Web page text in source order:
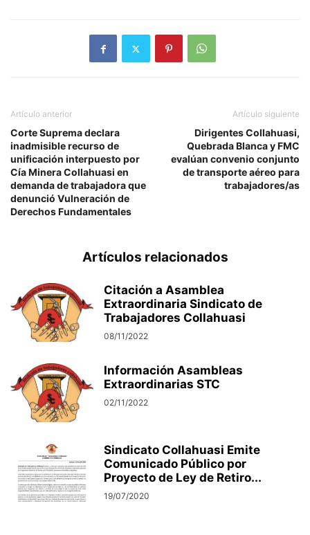
Artículo anterior
Corte Suprema declara
inadmisible recurso de
unificación interpuesto por
Cía Minera Collahuasi en
demanda de trabajadora que
denunció Vulneración de
Derechos Fundamentales
Artículo siguiente
Dirigentes Collahuasi,
Quebrada Blanca y FMC
evalúan convenio conjunto
de transporte aéreo para
trabajadores/as
Artículos relacionados
Citación a Asamblea
Extraordinaria Sindicato de
Trabajadores Collahuasi
08/11/2022
Información Asambleas
Extraordinarias STC
02/11/2022
Sindicato Collahuasi Emite
Comunicado Público por
Proyecto de Ley de Retiro...
19/07/2020